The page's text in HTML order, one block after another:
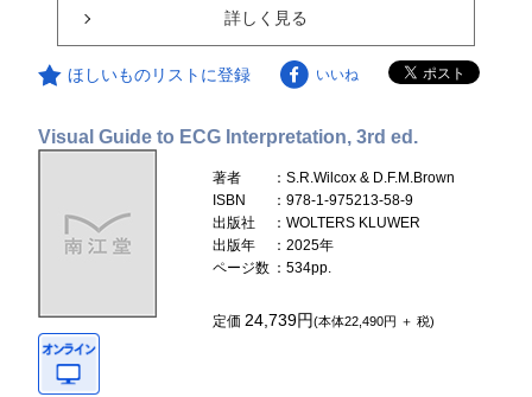
詳しく見る
ほしいものリストに登録 いいね
Visual Guide to ECG Interpretation, 3rd ed.
著者
：S.R.Wilcox & D.F.M.Brown
ISBN
：978-1-975213-58-9
出版社
：WOLTERS KLUWER
出版年
：2025年
ページ数 ：534pp.
定価 24,739円(本体22,490円 ＋ 税)